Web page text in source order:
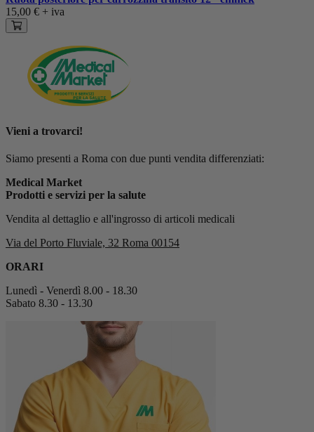
15,00 € + iva
Vieni a trovarci!
Siamo presenti a Roma con due punti vendita differenziati:
Medical Market
Prodotti e servizi per la salute
Vendita al dettaglio e all'ingrosso di articoli medicali
Via del Porto Fluviale, 32 Roma 00154
ORARI
Lunedì - Venerdì 8.00 - 18.30
Sabato 8.30 - 13.30